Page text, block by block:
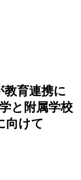
教育連携に
と附属学校
向けて